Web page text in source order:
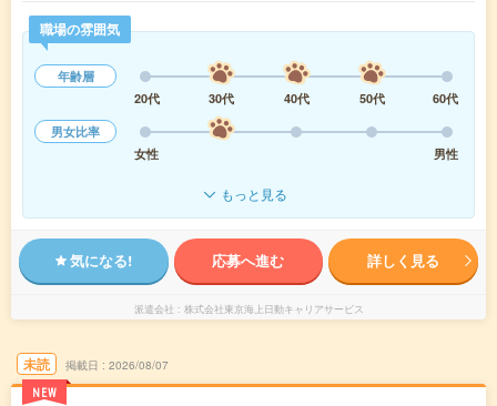
職場の雰囲気
年齢層
20代
30代 40代 50代
60代
男女比率
女性
男性
もっと見る
気になる! 応募へ進む 詳しく見る
派遣会社 株式会社東京海上日動キャリアサービス
未読
NEW
掲載日 2026/08/07